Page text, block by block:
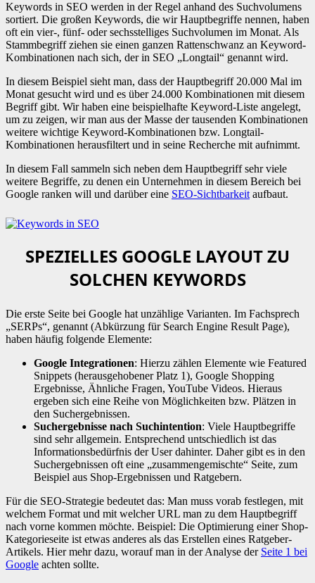
Keywords in SEO werden in der Regel anhand des Suchvolumens
sortiert. Die großen Keywords, die wir Hauptbegriffe nennen, haben
oft ein vier-, fünf- oder sechsstelliges Suchvolumen im Monat. Als
Stammbegriff ziehen sie einen ganzen Rattenschwanz an Keyword-
Kombinationen nach sich, der in SEO „Longtail“ genannt wird.
In diesem Beispiel sieht man, dass der Hauptbegriff 20.000 Mal im
Monat gesucht wird und es über 24.000 Kombinationen mit diesem
Begriff gibt. Wir haben eine beispielhafte Keyword-Liste angelegt,
um zu zeigen, wir man aus der Masse der tausenden Kombinationen
weitere wichtige Keyword-Kombinationen bzw. Longtail-
Kombinationen herausfiltert und in seine Recherche mit aufnimmt.
In diesem Fall sammeln sich neben dem Hauptbegriff sehr viele
weitere Begriffe, zu denen ein Unternehmen in diesem Bereich bei
Google ranken will und darüber eine SEO-Sichtbarkeit aufbaut.
SPEZIELLES GOOGLE LAYOUT ZU
SOLCHEN KEYWORDS
Die erste Seite bei Google hat unzählige Varianten. Im Fachsprech
„SERPs“, genannt (Abkürzung für Search Engine Result Page),
haben häufig folgende Elemente:
Google Integrationen: Hierzu zählen Elemente wie Featured
Snippets (herausgehobener Platz 1), Google Shopping
Ergebnisse, Ähnliche Fragen, YouTube Videos. Hieraus
ergeben sich eine Reihe von Möglichkeiten bzw. Plätzen in
den Suchergebnissen.
Suchergebnisse nach Suchintention: Viele Hauptbegriffe
sind sehr allgemein. Entsprechend untschiedlich ist das
Informationsbedürfnis der User dahinter. Daher gibt es in den
Suchergebnissen oft eine „zusammengemischte“ Seite, zum
Beispiel aus Shop-Ergebnissen und Ratgebern.
Für die SEO-Strategie bedeutet das: Man muss vorab festlegen, mit
welchem Format und mit welcher URL man zu dem Hauptbegriff
nach vorne kommen möchte. Beispiel: Die Optimierung einer Shop-
Kategorieseite ist etwas anderes als das Erstellen eines Ratgeber-
Artikels. Hier mehr dazu, worauf man in der Analyse der Seite 1 bei
Google achten sollte.